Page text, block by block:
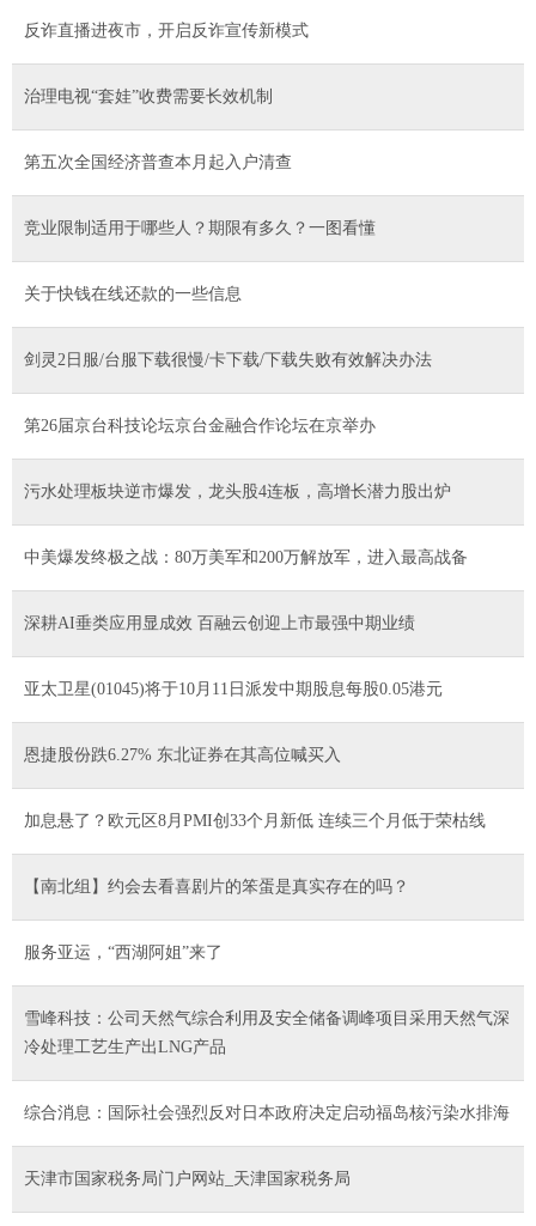
反诈直播进夜市，开启反诈宣传新模式
治理电视“套娃”收费需要长效机制
第五次全国经济普查本月起入户清查
竞业限制适用于哪些人？期限有多久？一图看懂
关于快钱在线还款的一些信息
剑灵2日服/台服下载很慢/卡下载/下载失败有效解决办法
第26届京台科技论坛京台金融合作论坛在京举办
污水处理板块逆市爆发，龙头股4连板，高增长潜力股出炉
中美爆发终极之战：80万美军和200万解放军，进入最高战备
深耕AI垂类应用显成效 百融云创迎上市最强中期业绩
亚太卫星(01045)将于10月11日派发中期股息每股0.05港元
恩捷股份跌6.27% 东北证券在其高位喊买入
加息悬了？欧元区8月PMI创33个月新低 连续三个月低于荣枯线
【南北组】约会去看喜剧片的笨蛋是真实存在的吗？
服务亚运，“西湖阿姐”来了
雪峰科技：公司天然气综合利用及安全储备调峰项目采用天然气深
冷处理工艺生产出LNG产品
综合消息：国际社会强烈反对日本政府决定启动福岛核污染水排海
天津市国家税务局门户网站_天津国家税务局